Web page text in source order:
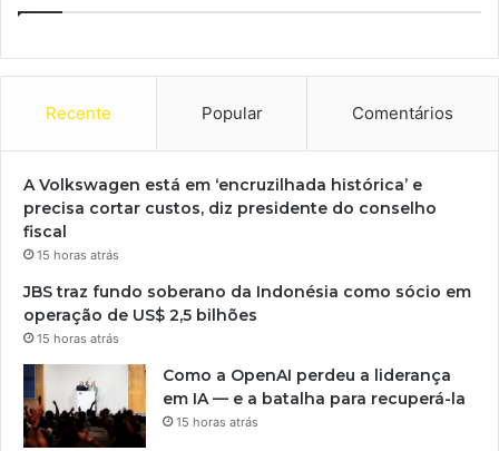
Recente Popular Comentários
A Volkswagen está em ‘encruzilhada histórica’ e
precisa cortar custos, diz presidente do conselho
fiscal
15 horas atrás
JBS traz fundo soberano da Indonésia como sócio em
operação de US$ 2,5 bilhões
15 horas atrás
Como a OpenAI perdeu a liderança
em IA — e a batalha para recuperá-la
15 horas atrás